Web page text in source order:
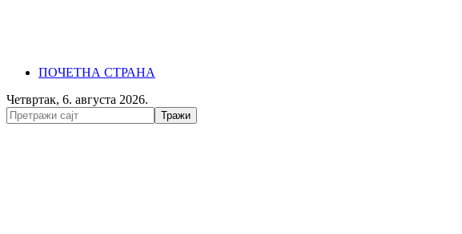
ПОЧЕТНА СТРАНА
Четвртак, 6. августа 2026.